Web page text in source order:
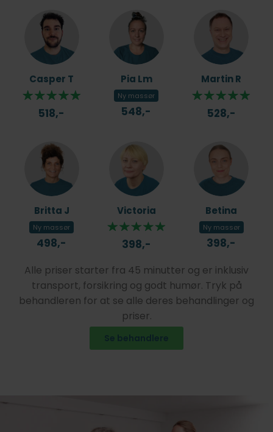
Casper T
518,-
Pia Lm
Ny massør
548,-
Martin R
528,-
Britta J
Ny massør
498,-
Victoria
398,-
Betina
Ny massør
398,-
Alle priser starter fra 45 minutter og er inklusiv
transport, forsikring og godt humør. Tryk på
behandleren for at se alle deres behandlinger og
priser.
Se behandlere